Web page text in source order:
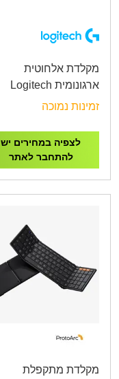
מקלדת אלחוטית
ארגונומית Logitech
ERGO K860
זמינות נמוכה
לצפיה במחירים יש
להתחבר לאתר
מקלדת מתקפלת